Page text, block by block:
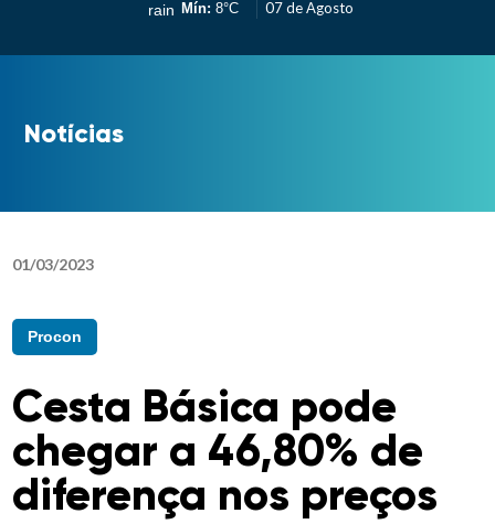
Mín: 8°C
07 de Agosto
Notícias
01/03/2023
Procon
Cesta Básica pode
chegar a 46,80% de
diferença nos preços